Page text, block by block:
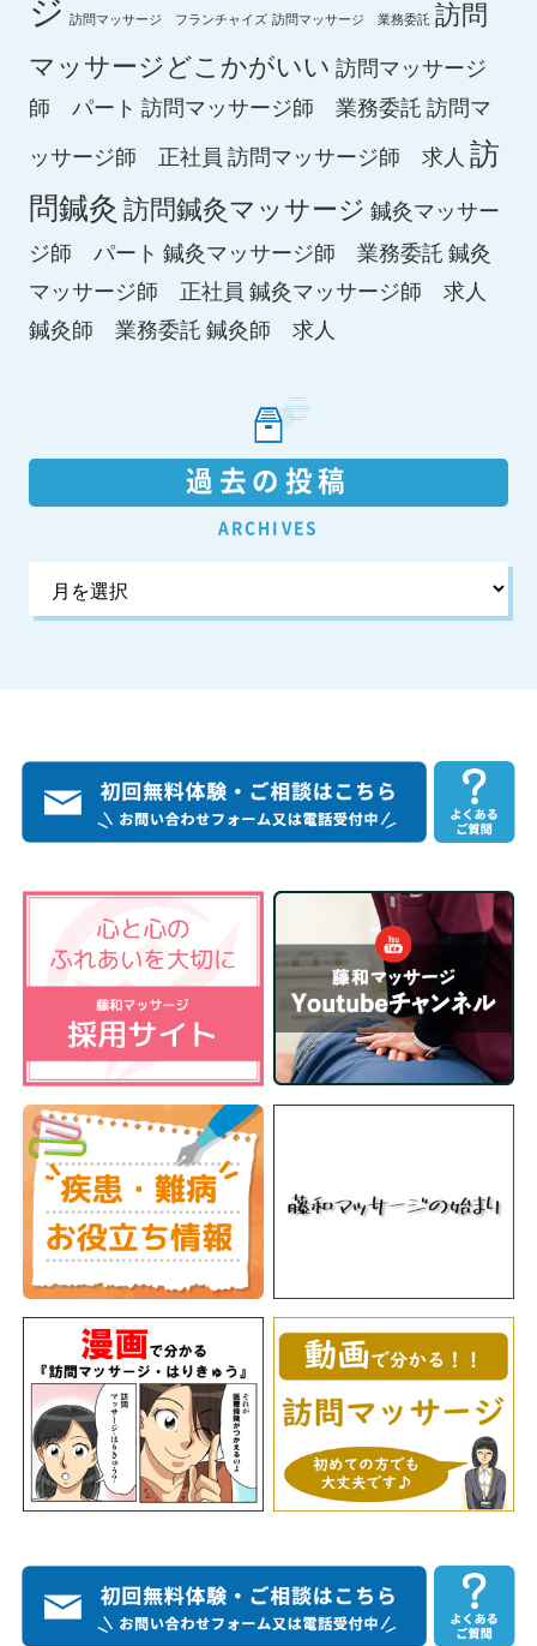
訪問マッサージ フランチャイズ 訪問マッサージ 業務委託 訪問
マッサージどこかがいい 訪問マッサージ
師 パート 訪問マッサージ師 業務委託 訪問マ
ッサージ師 正社員 訪問マッサージ師 求人 訪
問鍼灸 訪問鍼灸マッサージ 鍼灸マッサー
ジ師 パート 鍼灸マッサージ師 業務委託 鍼灸
マッサージ師 正社員 鍼灸マッサージ師 求人
鍼灸師 業務委託 鍼灸師 求人
過去の投稿
ARCHIVES